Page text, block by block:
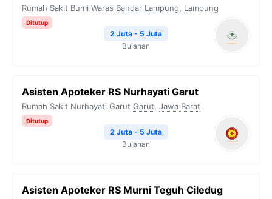
Rumah Sakit Bumi Waras Bandar Lampung, Lampung
Ditutup
2 Juta - 5 Juta
Bulanan
Asisten Apoteker RS Nurhayati Garut
Rumah Sakit Nurhayati Garut Garut, Jawa Barat
Ditutup
2 Juta - 5 Juta
Bulanan
Asisten Apoteker RS Murni Teguh Ciledug